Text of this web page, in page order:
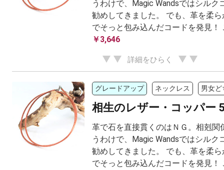
うわけで、Magic Wandsではシルク
勧めしてきました。 でも、革を柔
でそっと包み込んだコードを発見！
￥3,646
詳細をひらく
グレードアップ ネックレス 男女ど
相生のレザー・コッパー
革で石を直接貫くのはＮＧ。相剋関
うわけで、Magic Wandsではシルク
勧めしてきました。 でも、革を柔
でそっと包み込んだコードを発見！